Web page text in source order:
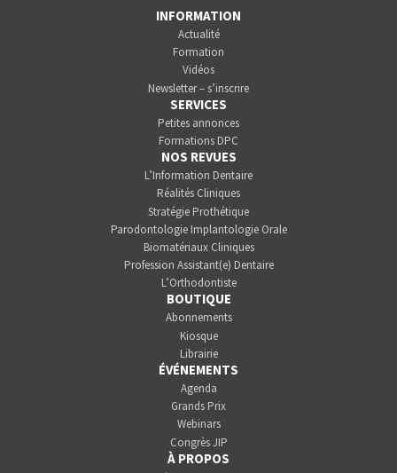
INFORMATION
Actualité
Formation
Vidéos
Newsletter – s’inscrire
SERVICES
Petites annonces
Formations DPC
NOS REVUES
L’Information Dentaire
Réalités Cliniques
Stratégie Prothétique
Parodontologie Implantologie Orale
Biomatériaux Cliniques
Profession Assistant(e) Dentaire
L’Orthodontiste
BOUTIQUE
Abonnements
Kiosque
Librairie
ÉVÉNEMENTS
Agenda
Grands Prix
Webinars
Congrès JIP
À PROPOS